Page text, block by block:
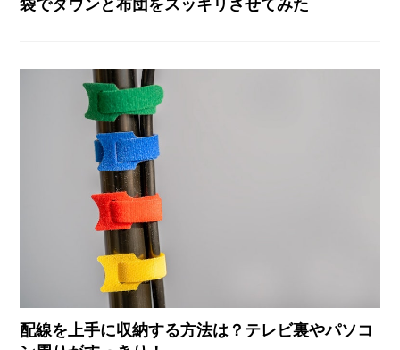
袋でダウンと布団をスッキリさせてみた
配線を上手に収納する方法は？テレビ裏やパソコ